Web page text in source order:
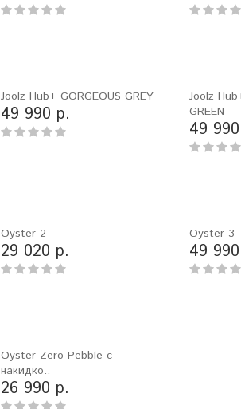
материалы то что нужно!"
Joolz Hub+ GORGEOUS GREY
49 990 р.
Joolz
GREEN
49
Oyster 2
29 020 р.
Oyster 3
49
Oyster Zero Pebble с
накидко..
26 990 р.